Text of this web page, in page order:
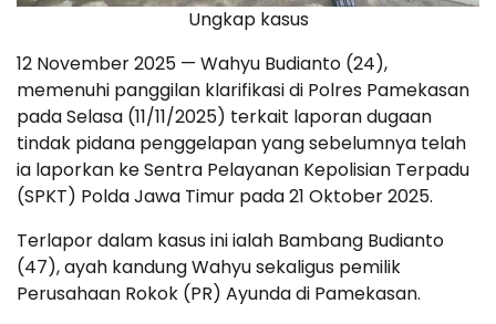
Ungkap kasus
12 November 2025 — Wahyu Budianto (24),
memenuhi panggilan klarifikasi di Polres Pamekasan
pada Selasa (11/11/2025) terkait laporan dugaan
tindak pidana penggelapan yang sebelumnya telah
ia laporkan ke Sentra Pelayanan Kepolisian Terpadu
(SPKT) Polda Jawa Timur pada 21 Oktober 2025.
Terlapor dalam kasus ini ialah Bambang Budianto
(47), ayah kandung Wahyu sekaligus pemilik
Perusahaan Rokok (PR) Ayunda di Pamekasan.